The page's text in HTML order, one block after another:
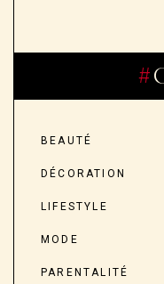
BEAUTÉ
DÉCORATION
LIFESTYLE
MODE
PARENTALITÉ